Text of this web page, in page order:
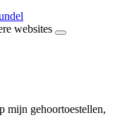
websites
mijn gehoortoestellen,